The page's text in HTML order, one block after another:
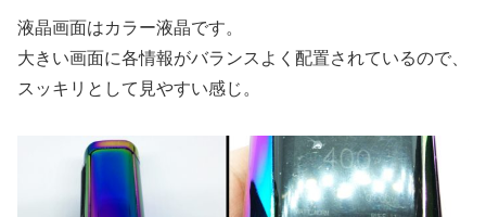
液晶画面はカラー液晶です。
大きい画面に各情報がバランスよく配置されているので、
スッキリとして見やすい感じ。